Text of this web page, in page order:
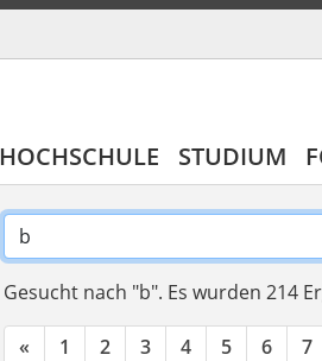
HOCHSCHULE STUDIUM
Gesucht nach "b". Es wurden 214
« 1 2 3 4 5 6 7